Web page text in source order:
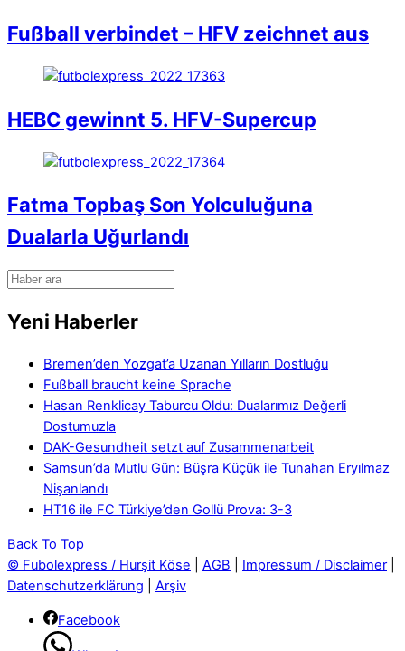
Fußball verbindet – HFV zeichnet aus
HEBC gewinnt 5. HFV-Supercup
Fatma Topbaş Son Yolculuğuna
Dualarla Uğurlandı
Yeni Haberler
Bremen’den Yozgat’a Uzanan Yılların Dostluğu
Fußball braucht keine Sprache
Hasan Renklicay Taburcu Oldu: Dualarımız Değerli
Dostumuzla
DAK-Gesundheit setzt auf Zusammenarbeit
Samsun’da Mutlu Gün: Büşra Küçük ile Tunahan Eryılmaz
Nişanlandı
HT16 ile FC Türkiye’den Gollü Prova: 3-3
Back To Top
© Fubolexpress / Hurşit Köse
AGB Impressum / Disclaimer
Datenschutzerklärung
Arşiv
Facebook